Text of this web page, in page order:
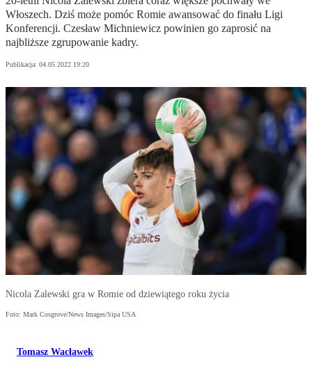
Włoszech. Dziś może pomóc Romie awansować do finału Ligi
Konferencji. Czesław Michniewicz powinien go zaprosić na
najbliższe zgrupowanie kadry.
Publikacja: 04.05.2022 19:20
Nicola Zalewski gra w Romie od dziewiątego roku życia
Foto: Mark Cosgrove/News Images/Sipa USA
Tomasz Wacławek